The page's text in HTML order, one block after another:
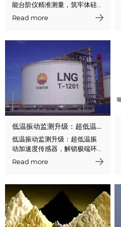
能台阶仪精准测量，筑牢体硅
检测技术壁垒
Read more
低温振动监测升级：超低温振动加速度传感器，解锁极端环境监测新可能
低温振动监测升级：超低温振
动加速度传感器，解锁极端环
境监测新可能
Read more